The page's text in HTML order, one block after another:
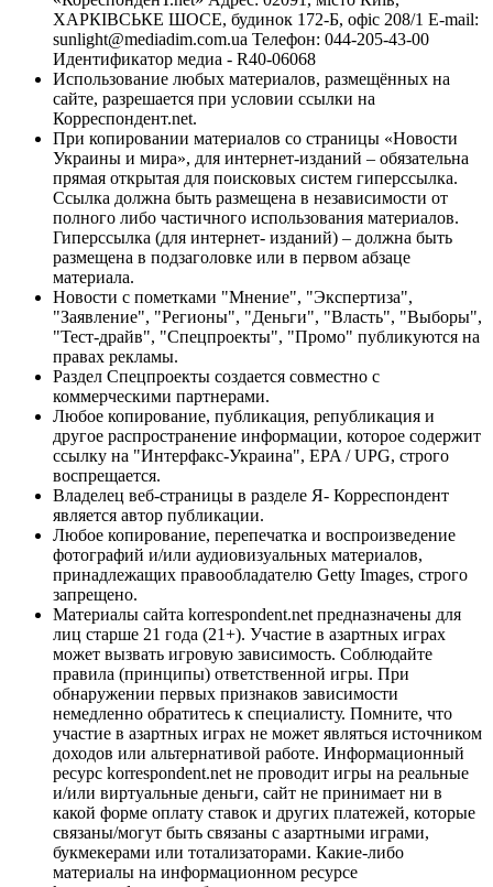
ХАРКІВСЬКЕ ШОСЕ, будинок 172-Б, офіс 208/1 E-mail:
sunlight@mediadim.com.ua Телефон: 044-205-43-00
Идентификатор медиа - R40-06068
Использование любых материалов, размещённых на
сайте, разрешается при условии ссылки на
Корреспондент.net.
При копировании материалов со страницы «Новости
Украины и мира», для интернет-изданий – обязательна
прямая открытая для поисковых систем гиперссылка.
Ссылка должна быть размещена в независимости от
полного либо частичного использования материалов.
Гиперссылка (для интернет- изданий) – должна быть
размещена в подзаголовке или в первом абзаце
материала.
Новости с пометками "Мнение", "Экспертиза",
"Заявление", "Регионы", "Деньги", "Власть", "Выборы",
"Тест-драйв", "Спецпроекты", "Промо" публикуются на
правах рекламы.
Раздел Спецпроекты создается совместно с
коммерческими партнерами.
Любое копирование, публикация, републикация и
другое распространение информации, которое содержит
ссылку на "Интерфакс-Украина", EPA / UPG, строго
воспрещается.
Владелец веб-страницы в разделе Я- Корреспондент
является автор публикации.
Любое копирование, перепечатка и воспроизведение
фотографий и/или аудиовизуальных материалов,
принадлежащих правообладателю Getty Images, строго
запрещено.
Материалы сайта korrespondent.net предназначены для
лиц старше 21 года (21+). Участие в азартных играх
может вызвать игровую зависимость. Соблюдайте
правила (принципы) ответственной игры. При
обнаружении первых признаков зависимости
немедленно обратитесь к специалисту. Помните, что
участие в азартных играх не может являться источником
доходов или альтернативой работе. Информационный
ресурс korrespondent.net не проводит игры на реальные
и/или виртуальные деньги, сайт не принимает ни в
какой форме оплату ставок и других платежей, которые
связаны/могут быть связаны с азартными играми,
букмекерами или тотализаторами. Какие-либо
материалы на информационном ресурсе